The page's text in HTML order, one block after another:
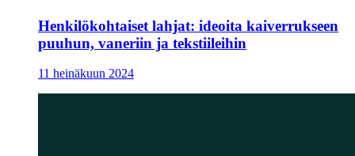
Henkilökohtaiset lahjat: ideoita kaiverrukseen
puuhun, vaneriin ja tekstiileihin
11 heinäkuun 2024